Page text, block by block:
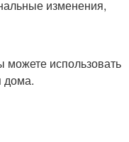
изменения,
можете использовать
дома.